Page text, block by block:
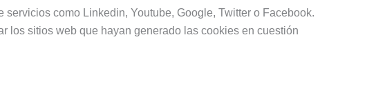
como Linkedin, Youtube, Google, Twitter o Facebook.
los sitios web que hayan generado las cookies en cuestión